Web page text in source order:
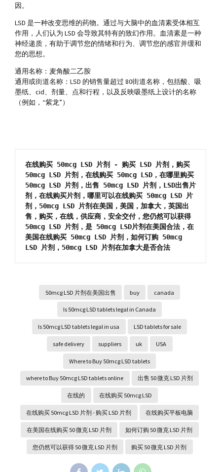
因。
LSD 是一种改变思维的药物。通过与大脑中的血清素受体相互
作用，人们认为 LSD 会导致其特有的致幻作用。血清素是一种
神经递质，有助于调节您的情绪和行为、调节您的感官并缓和
您的思想。
通用名称：麦角酸二乙胺
通用或街道名称：LSD 的销售量超过 80街道名称，包括酸、吸
墨纸、cid、剂量、点和行程，以及反映吸墨纸上设计的名称
（例如，“紫龙”）
在线购买 50mcg LSD 片剂 - 购买 LSD 片剂，购买
50mcg LSD 片剂，在线购买 50mcg LSD，在哪里购买
50mcg LSD 片剂，出售 50mcg LSD 片剂，LSD出售片
剂，在线购买片剂，哪里可以在线购买 50mcg LSD 片
剂，50mcg LSD 片剂在美国，美国，加拿大，英国出
售，购买，在线，供应商，安全交付，您仍然可以获得
50mcg LSD 片剂，是 50mcg LSD片剂在美国合法，在
美国在线购买 50mcg LSD 片剂，如何订购 50mcg
LSD 片剂，50mcg LSD 片剂在加拿大是否合法
50mcg LSD 片剂在美国出售 buy canada
Is 50mcg LSD tablets legal in Canada
Is 50mcg LSD tablets legal in usa LSD tablets for sale
safe delivery suppliers uk USA
Where to Buy 50mcg LSD tablets
where to Buy 50mcg LSD tablets online 出售 50 微克 LSD 片剂
在线的 在线购买 50mcg LSD
在线购买 50mcg LSD 片剂 - 购买 LSD 片剂 在线购买平板电脑
在美国在线购买 50 微克 LSD 片剂 如何订购 50 微克 LSD 片剂
您仍然可以获得 50 微克 LSD 片剂 购买 50 微克 LSD 片剂